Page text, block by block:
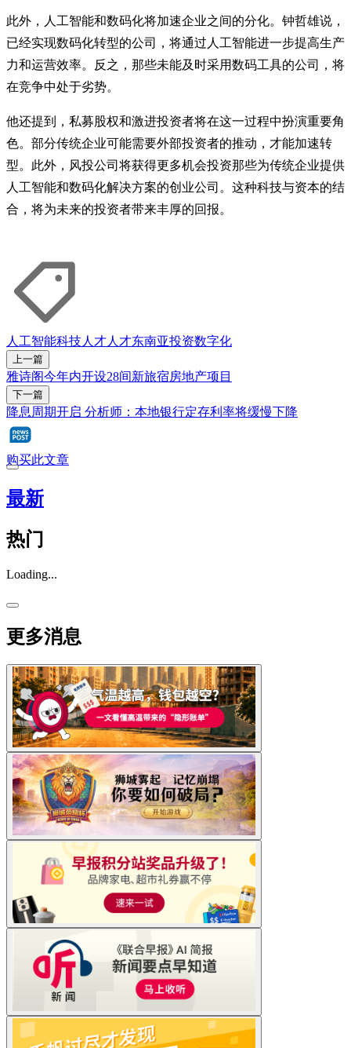
此外，人工智能和数码化将加速企业之间的分化。钟哲雄说，
已经实现数码化转型的公司，将通过人工智能进一步提高生产
力和运营效率。反之，那些未能及时采用数码工具的公司，将
在竞争中处于劣势。
他还提到，私募股权和激进投资者将在这一过程中扮演重要角
色。部分传统企业可能需要外部投资者的推动，才能加速转
型。此外，风投公司将获得更多机会投资那些为传统企业提供
人工智能和数码化解决方案的创业公司。这种科技与资本的结
合，将为未来的投资者带来丰厚的回报。
人工智能科技人才人才东南亚投资数字化
上一篇
雅诗阁今年内开设28间新旅宿房地产项目
下一篇
降息周期开启 分析师：本地银行定存利率将缓慢下降
购买此文章
最新
热门
Loading...
更多消息